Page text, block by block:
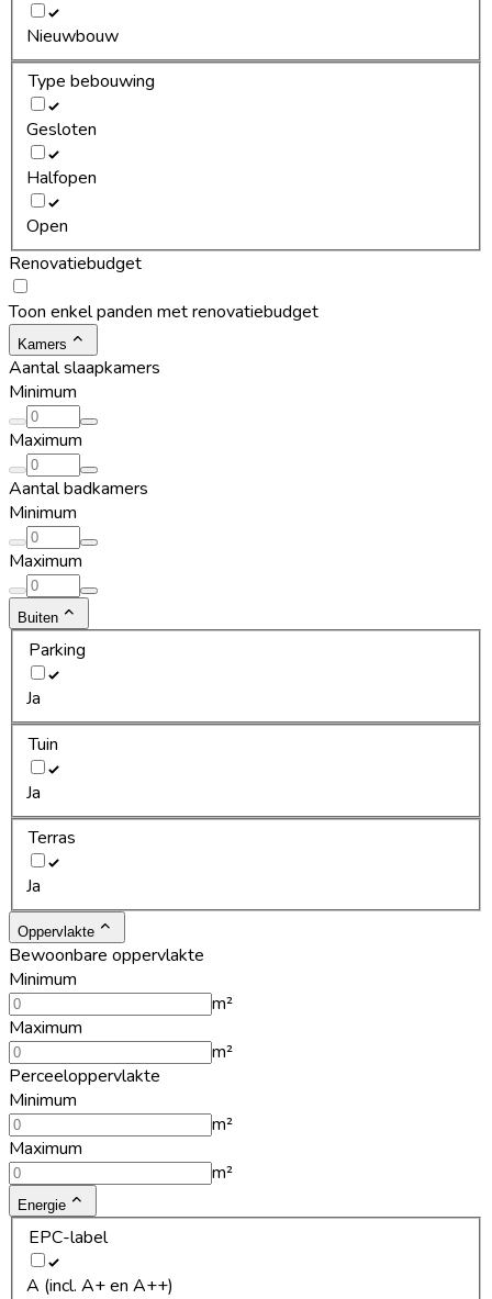
Nieuwbouw
Type bebouwing
Gesloten
Halfopen
Open
Renovatiebudget
Toon enkel panden met renovatiebudget
Kamers
Aantal slaapkamers
Minimum
Maximum
Aantal badkamers
Minimum
Maximum
Buiten
Parking
Ja
Tuin
Ja
Terras
Ja
Oppervlakte
Bewoonbare oppervlakte
Minimum
m²
Maximum
m²
Perceeloppervlakte
Minimum
m²
Maximum
m²
Energie
EPC-label
A (incl. A+ en A++)